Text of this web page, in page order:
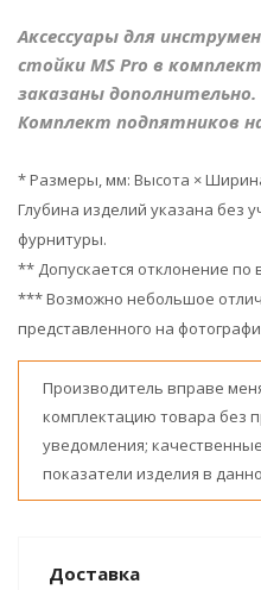
Аксессуары для
стойки MS Pro в
заказаны дополнительно.
Комплект подпятников
* Размеры, мм: Высота ×
Глубина изделий указана без
фурнитуры.
** Допускается отклонение по
*** Возможно небольшое
представленного на
Производитель вправе
комплектацию товара без
уведомления;
показатели изделия в
Доставка